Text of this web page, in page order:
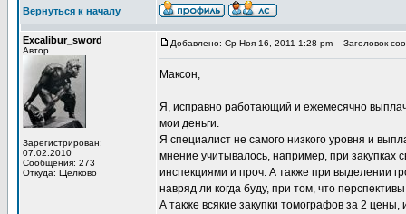
Вернуться к началу
Excalibur_sword
Автор
Зарегистрирован:
07.02.2010
Сообщения: 273
Откуда: Щелково
Добавлено: Ср Ноя 16, 2011 1:28 pm Заголовок
Максон,
Я, исправно работающий и ежемесячно
мои деньги.
Я специалист не самого низкого уровня и
мнение учитывалось, например, при закупках
инспекциями и проч. А также при выделении
навряд ли когда буду, при том, что
А также всякие закупки томографов за 2